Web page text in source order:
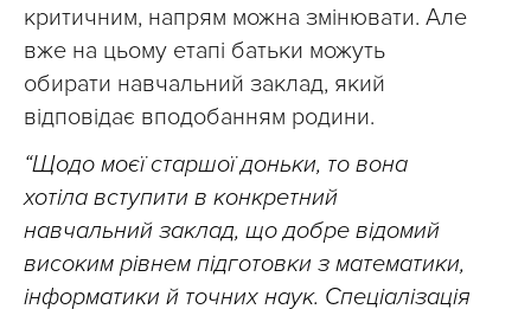
критичним, напрям можна змінювати. Але
вже на цьому етапі батьки можуть
обирати навчальний заклад, який
відповідає вподобанням родини.
“Щодо моєї старшої доньки, то вона
хотіла вступити в конкретний
навчальний заклад, що добре відомий
високим рівнем підготовки з математики,
інформатики й точних наук. Спеціалізація